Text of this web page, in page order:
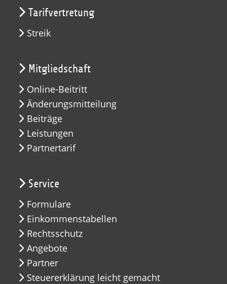
Tarifvertretung
Streik
Mitgliedschaft
Online-Beitritt
Änderungsmitteilung
Beiträge
Leistungen
Partnertarif
Service
Formulare
Einkommenstabellen
Rechtsschutz
Angebote
Partner
Steuererklärung leicht gemacht